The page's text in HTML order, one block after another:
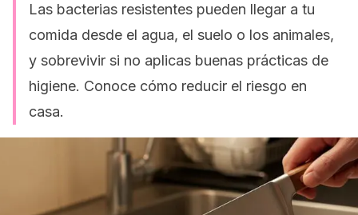
Las bacterias resistentes pueden llegar a tu
comida desde el agua, el suelo o los animales,
y sobrevivir si no aplicas buenas prácticas de
higiene. Conoce cómo reducir el riesgo en
casa.